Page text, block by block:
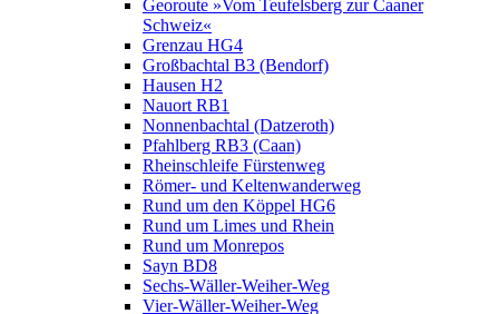
Georoute »Vom Teufelsberg zur Caaner
Schweiz«
Grenzau HG4
Großbachtal B3 (Bendorf)
Hausen H2
Nauort RB1
Nonnenbachtal (Datzeroth)
Pfahlberg RB3 (Caan)
Rheinschleife Fürstenweg
Römer- und Keltenwanderweg
Rund um den Köppel HG6
Rund um Limes und Rhein
Rund um Monrepos
Sayn BD8
Sechs-Wäller-Weiher-Weg
Vier-Wäller-Weiher-Weg